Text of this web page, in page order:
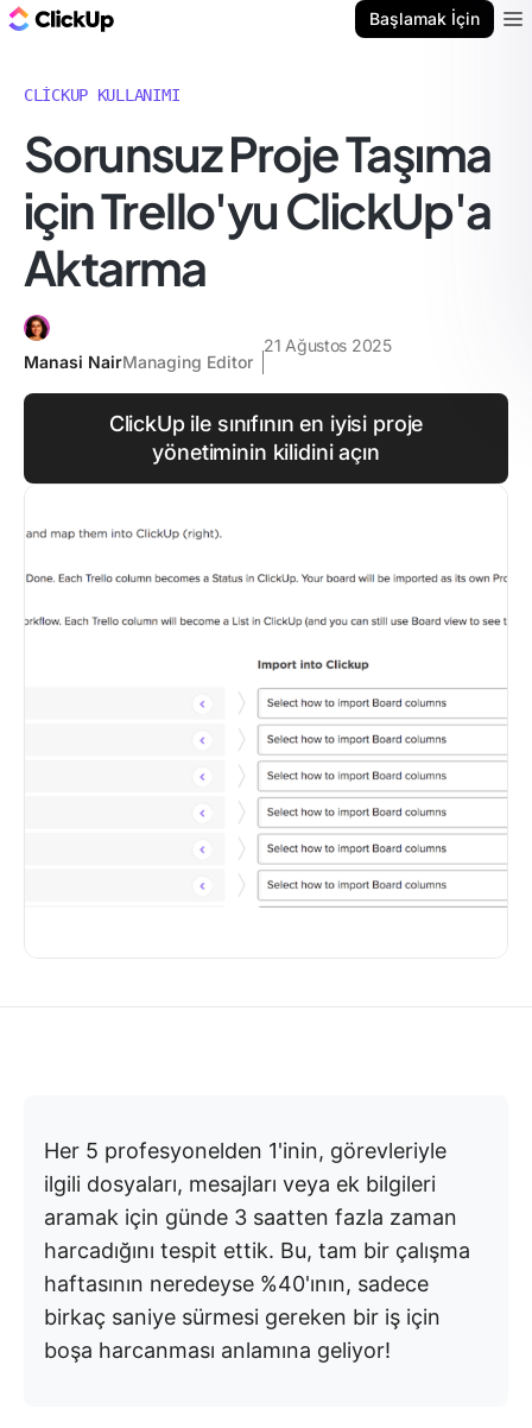
Başlamak İçin
CLICKUP KULLANIMI
Sorunsuz Proje Taşıma
için Trello'yu ClickUp'a
Aktarma
Manasi NairManaging Editor
21 Ağustos 2025
ClickUp ile sınıfının en iyisi proje
yönetiminin kilidini açın
Her 5 profesyonelden 1'inin, görevleriyle
ilgili dosyaları, mesajları veya ek bilgileri
aramak için günde 3 saatten fazla zaman
harcadığını tespit ettik. Bu, tam bir çalışma
haftasının neredeyse %40'ının, sadece
birkaç saniye sürmesi gereken bir iş için
boşa harcanması anlamına geliyor!